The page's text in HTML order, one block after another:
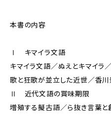
本書の内容
Ⅰ キマイラ文語
キマイラ文語／ぬえとキマイラ
歌と狂歌が並立した近世／香
Ⅱ 近代文語の賞味期限
増殖する擬古語／ら抜き言葉